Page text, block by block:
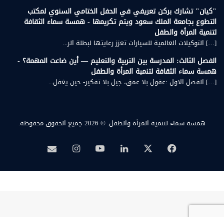
"كيان" تشارك بركن تعريفي في الحفل الختامي السنوي لمكتب
التطوع بجامعة الملك سعود ويتم تكريمها - همسة سماء الثقافة
لتنمية المرأة والطفل
[…] التوكيلات العالمية للسيارات تعزز رعايتها لبطلة الر...
الفصل الثالث: المدرسة بين التربية والتعليم — أين ضاعت المهمة؟ -
همسة سماء الثقافة لتنمية المرأة والطفل
[…] الفصل الاول :عقول بلا عمق، جيل بلا تفكير- حين يغفل...
همسة سماء لتنمية المرأة والطفل. © 2026 جميع الحقوق محفوظة.
فيسبوك لينكدإن‫YouTubeانستقرامبريد
همسة